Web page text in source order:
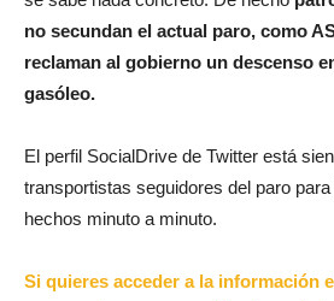
no secundan el actual paro, como
reclaman al gobierno un descenso
gasóleo.
El perfil SocialDrive de Twitter está
transportistas seguidores del paro
hechos minuto a minuto.
Si quieres acceder a la información